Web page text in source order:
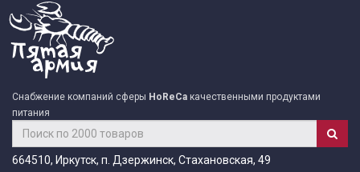
Снабжение компаний сферы HoReCa качественными продуктами
питания
664510, Иркутск, п. Дзержинск, Стахановская, 49